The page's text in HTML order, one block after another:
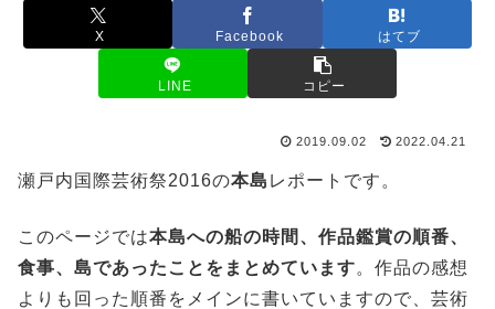
X Facebook はてブ
LINE コピー
2019.09.02 2022.04.21
瀬戸内国際芸術祭2016の本島 レポートです。
このページでは本島への船の時間、作品鑑賞の順番、
食事、島であったことをまとめています。作品の感想
よりも回った順番をメインに書いていますので、芸術